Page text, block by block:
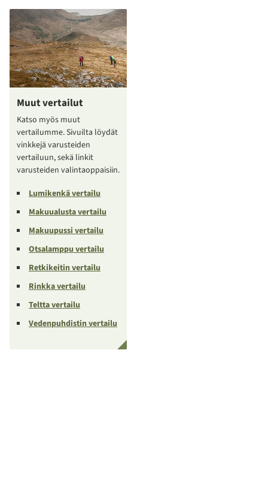
Muut vertailut
Katso myös muut
vertailumme. Sivuilta löydät
vinkkejä varusteiden
vertailuun, sekä linkit
varusteiden valintaoppaisiin.
Lumikenkä vertailu
Makuualusta vertailu
Makuupussi vertailu
Otsalamppu vertailu
Retkikeitin vertailu
Rinkka vertailu
Teltta vertailu
Vedenpuhdistin vertailu